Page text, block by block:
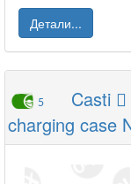
Детали...
5
Casti
charging case